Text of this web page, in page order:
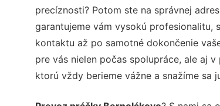
precíznosti? Potom ste na správnej
garantujeme vám vysokú profesionalitu,
kontaktu až po samotné dokončenie
pre vás nielen počas spolupráce, ale aj
ktorú vždy berieme vážne a snažíme sa